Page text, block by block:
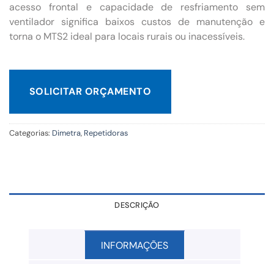
acesso frontal e capacidade de resfriamento sem
ventilador significa baixos custos de manutenção e
torna o MTS2 ideal para locais rurais ou inacessíveis.
SOLICITAR ORÇAMENTO
Categorias: Dimetra, Repetidoras
DESCRIÇÃO
INFORMAÇÕES